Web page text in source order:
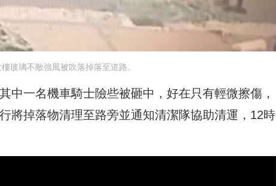
玻璃不敵強風被吹落掉落至道路。
中一名機車騎士險些被砸中，好在只有輕微擦傷，
將掉落物清理至路旁並通知清潔隊協助清運，12時